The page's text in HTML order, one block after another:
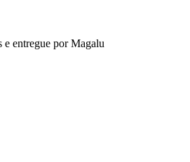
e entregue por Magalu